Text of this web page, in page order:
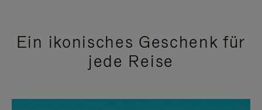
Ein ikonisches Geschenk für
jede Reise